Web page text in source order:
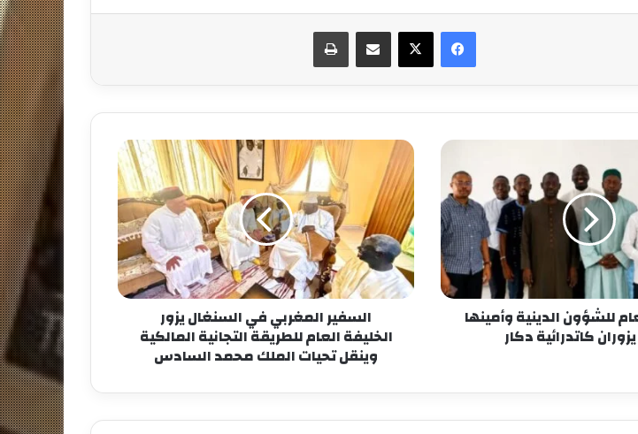
فيسبوكX مشاركة عبر البريد طباعة
للشؤون الدينية وأمينها
كاتدرائية دكار
السفير المغربي في السنغال يزور
الخليفة العام للطريقة التجانية المالكية
وينقل تحيات الملك محمد السادس